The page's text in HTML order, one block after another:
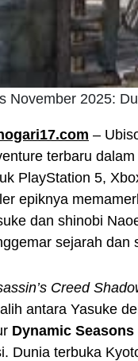
November 2025:
–
terbaru dalam
PlayStation 5,
epiknya
dan shinobi
sejarah dan
Creed
antara Yasuke
Dynamic Seasons
Dunia terbuka